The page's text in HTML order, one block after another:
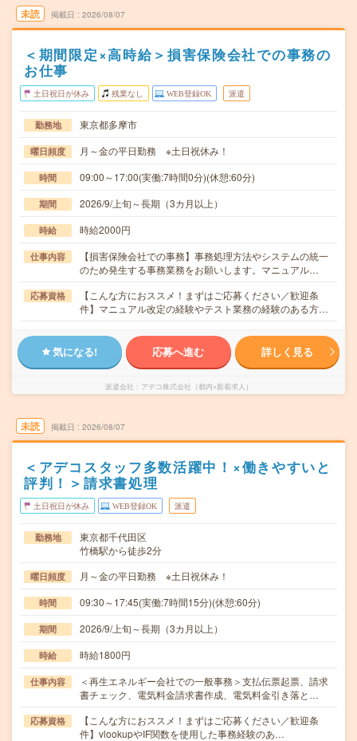
未読 掲載日 2026/08/07
＜期間限定×高時給＞損害保険会社での事務の
お仕事
土日祝日が休み 残業なし WEB登録OK 派遣
勤務地 東京都多摩市
曜日頻度 月～金の平日勤務 ※土日祝休み！
時間 09:00～17:00(実働:7時間0分)(休憩:60分)
期間 2026/9/上旬～長期（3カ月以上）
時給 時給2000円
仕事内容
【損害保険会社での事務】事務処理方法やシステムの統一
のため発生する事務業務をお願いします。マニュアル…
応募資格
【こんな方におススメ！まずはご応募ください／歓迎条
件】マニュアル改定の経験やテスト業務の経験のある方…
気になる! 応募へ進む 詳しく見る
派遣会社 アデコ株式会社（都内×新着求人）
未読 掲載日 2026/08/07
＜アデコスタッフ多数活躍中！×働きやすいと
評判！＞請求書処理
土日祝日が休み WEB登録OK 派遣
勤務地
東京都千代田区
竹橋駅から徒歩2分
曜日頻度 月～金の平日勤務 ※土日祝休み！
時間 09:30～17:45(実働:7時間15分)(休憩:60分)
期間 2026/9/上旬～長期（3カ月以上）
時給 時給1800円
仕事内容
＜再生エネルギー会社での一般事務＞支払伝票起票、請求
書チェック、電気料金請求書作成、電気料金引き落と…
応募資格
【こんな方におススメ！まずはご応募ください／歓迎条
件】vlookupやIF関数を使用した事務経験のあ…